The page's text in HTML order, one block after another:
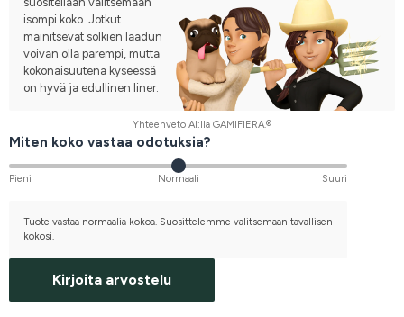
isompi koko. Jotkut
mainitsevat solkien laadun
voivan olla parempi, mutta
kokonaisuutena kyseessä
on hyvä ja edullinen liner.
Yhteenveto AI:lla GAMIFIERA.®
Miten koko vastaa odotuksia?
Pieni Normaali Suuri
Tuote vastaa normaalia kokoa. Suosittelemme valitsemaan tavallisen
kokosi.
Kirjoita arvostelu